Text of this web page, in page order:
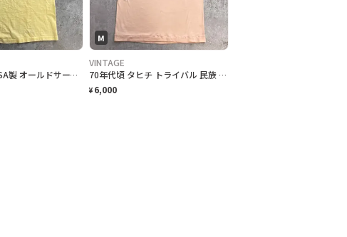
希少 70年代 USA製 オールドサーフ最初期 OFF SHORE オフショア 袖ロゴ 両面プリント サーフTシャツ メンズM Hanes BEEFY-T 希少TM表記 アメリカ製 古着 VINTAGE シングルステッチ ヴィンテージ ライトイエロー 黄色
M
VINTAGE
70年代頃 タヒチ トライバル 民族 紋様 プリント Tシャツ メンズM相当 スーベニアTシャツ シングルステッチ ヴィンテージ
¥ 6,000